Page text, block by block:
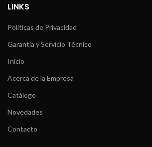
LINKS
Políticas de Privacidad
Garantía y Servicio Técnico
Inicio
Acerca de la Empresa
Catálogo
Novedades
Contacto